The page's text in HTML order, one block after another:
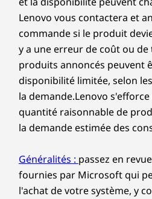
Lenovo vous contactera et
commande si le produit
y a une erreur de coût ou de
produits annoncés peuvent
disponibilité limitée, selon
la demande.Lenovo
quantité raisonnable de
la demande estimée des
Généralités : passez en
fournies par Microsoft qui
l'achat de votre système, y